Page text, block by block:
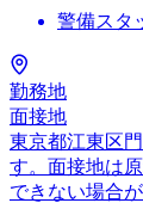
警備スタ
勤務地
面接地
東京都江東区
す。面接地は
できない場合